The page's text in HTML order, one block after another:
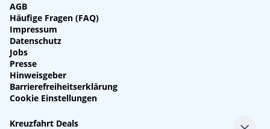
AGB
Häufige Fragen (FAQ)
Impressum
Datenschutz
Jobs
Presse
Hinweisgeber
Barrierefreiheitserklärung
Cookie Einstellungen
Kreuzfahrt Deals